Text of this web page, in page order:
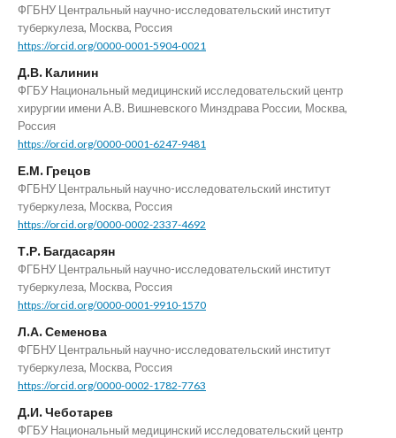
ФГБНУ Центральный научно-исследовательский институт
туберкулеза, Москва, Россия
https://orcid.org/0000-0001-5904-0021
Д.В. Калинин
ФГБУ Национальный медицинский исследовательский центр
хирургии имени А.В. Вишневского Минздрава России, Москва,
Россия
https://orcid.org/0000-0001-6247-9481
Е.М. Грецов
ФГБНУ Центральный научно-исследовательский институт
туберкулеза, Москва, Россия
https://orcid.org/0000-0002-2337-4692
Т.Р. Багдасарян
ФГБНУ Центральный научно-исследовательский институт
туберкулеза, Москва, Россия
https://orcid.org/0000-0001-9910-1570
Л.А. Семенова
ФГБНУ Центральный научно-исследовательский институт
туберкулеза, Москва, Россия
https://orcid.org/0000-0002-1782-7763
Д.И. Чеботарев
ФГБУ Национальный медицинский исследовательский центр